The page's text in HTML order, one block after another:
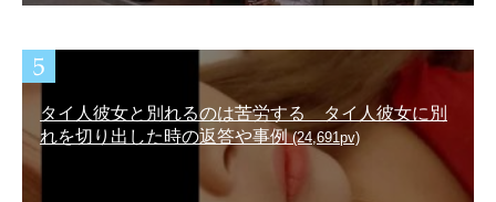
タイ人彼女と別れるのは苦労する タイ人彼女に別
れを切り出した時の返答や事例(24,691pv)